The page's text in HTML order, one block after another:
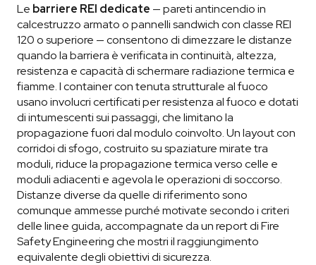
Le barriere REI dedicate — pareti antincendio in
calcestruzzo armato o pannelli sandwich con classe REI
120 o superiore — consentono di dimezzare le distanze
quando la barriera è verificata in continuità, altezza,
resistenza e capacità di schermare radiazione termica e
fiamme. I container con tenuta strutturale al fuoco
usano involucri certificati per resistenza al fuoco e dotati
di intumescenti sui passaggi, che limitano la
propagazione fuori dal modulo coinvolto. Un layout con
corridoi di sfogo, costruito su spaziature mirate tra
moduli, riduce la propagazione termica verso celle e
moduli adiacenti e agevola le operazioni di soccorso.
Distanze diverse da quelle di riferimento sono
comunque ammesse purché motivate secondo i criteri
delle linee guida, accompagnate da un report di Fire
Safety Engineering che mostri il raggiungimento
equivalente degli obiettivi di sicurezza.